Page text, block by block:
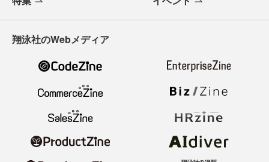
翔泳社のWebメディア